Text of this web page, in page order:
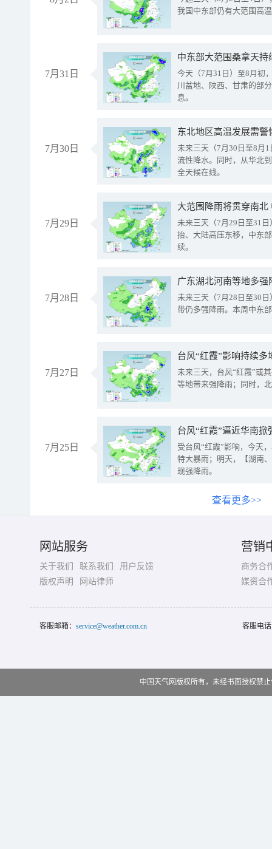
我国中东部仍有大范围高
7月31日
中东部大范围桑拿天
今天（7月31日）至8月初
川盆地、陕西、甘肃的部
息。
7月30日
东北地区高温发展需
未来三天（7月30日至8月
流性降水。同时，从华北
全天候在线。
7月29日
大范围降雨将贯穿南
未来三天（7月29日至31
抬、大陆高压东移，中东
续。
7月28日
广东湖北河南等地多
未来三天（7月28日至30
带仍多强降雨。本周中东
7月27日
台风“红霞”影响持续
未来三天，台风“红霞”或
等地带来强降雨；同时，
7月25日
台风“红霞”逼近华南
受台风“红霞”影响，今天
特大暴雨；明天，【湖南
现强降雨。
查看更多>>
网站服务
关于我们 联系我们
用户反馈
版权声明
网站律师
营销
商务合
媒资合
客服邮箱： service@weather.com.cn 客服电
中国天气网版权所有，未经书面授权